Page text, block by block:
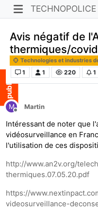
TECHNOPOLICE
Avis négatif de
thermiques/covid
Technologies et industries
1 1 220 1
M
Hors-ligne
Martin
Intéressant de noter que
vidéosurveillance en
l'utilisation de ces
http://www.an2v.org/
thermiques.07.05.20.pdf
https://
videosurveillance-